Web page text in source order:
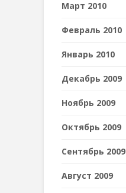
Март 2010
Февраль 2010
Январь 2010
Декабрь 2009
Ноябрь 2009
Октябрь 2009
Сентябрь 2009
Август 2009